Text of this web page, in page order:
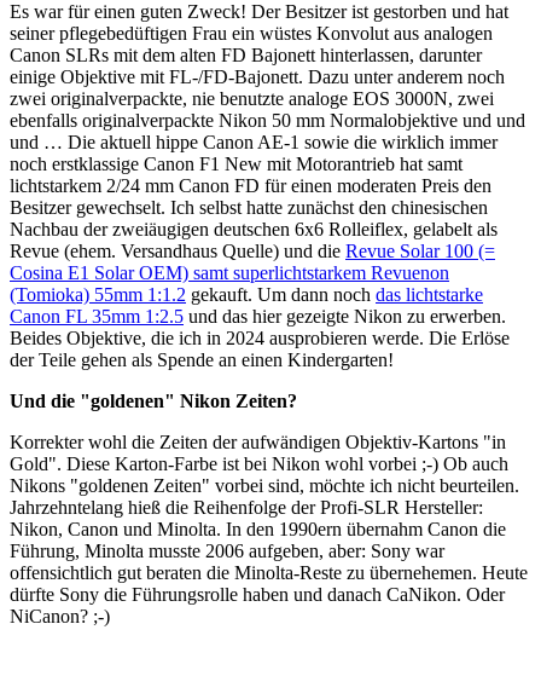
Es war für einen guten Zweck! Der Besitzer ist gestorben und hat
seiner pflegebedüftigen Frau ein wüstes Konvolut aus analogen
Canon SLRs mit dem alten FD Bajonett hinterlassen, darunter
einige Objektive mit FL-/FD-Bajonett. Dazu unter anderem noch
zwei originalverpackte, nie benutzte analoge EOS 3000N, zwei
ebenfalls originalverpackte Nikon 50 mm Normalobjektive und und
und … Die aktuell hippe Canon AE-1 sowie die wirklich immer
noch erstklassige Canon F1 New mit Motorantrieb hat samt
lichtstarkem 2/24 mm Canon FD für einen moderaten Preis den
Besitzer gewechselt. Ich selbst hatte zunächst den chinesischen
Nachbau der zweiäugigen deutschen 6x6 Rolleiflex, gelabelt als
Revue (ehem. Versandhaus Quelle) und die Revue Solar 100 (=
Cosina E1 Solar OEM) samt superlichtstarkem Revuenon
(Tomioka) 55mm 1:1.2 gekauft. Um dann noch das lichtstarke
Canon FL 35mm 1:2.5 und das hier gezeigte Nikon zu erwerben.
Beides Objektive, die ich in 2024 ausprobieren werde. Die Erlöse
der Teile gehen als Spende an einen Kindergarten!
Und die "goldenen" Nikon Zeiten?
Korrekter wohl die Zeiten der aufwändigen Objektiv-Kartons "in
Gold". Diese Karton-Farbe ist bei Nikon wohl vorbei ;-) Ob auch
Nikons "goldenen Zeiten" vorbei sind, möchte ich nicht beurteilen.
Jahrzehntelang hieß die Reihenfolge der Profi-SLR Hersteller:
Nikon, Canon und Minolta. In den 1990ern übernahm Canon die
Führung, Minolta musste 2006 aufgeben, aber: Sony war
offensichtlich gut beraten die Minolta-Reste zu übernehemen. Heute
dürfte Sony die Führungsrolle haben und danach CaNikon. Oder
NiCanon? ;-)